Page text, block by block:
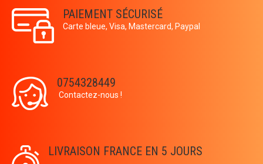
PAIEMENT SÉCURISÉ
Carte bleue, Visa, Mastercard, Paypal
0754328449
Contactez-nous !
LIVRAISON FRANCE EN 5 JOURS